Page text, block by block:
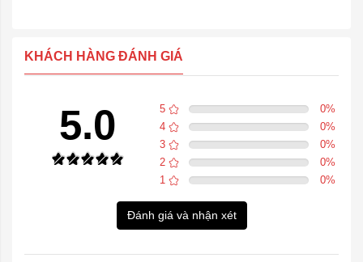
KHÁCH HÀNG ĐÁNH GIÁ
5.0 5 0%
4
0%
3
0%
2
0%
1
0%
Đánh giá và nhận xét